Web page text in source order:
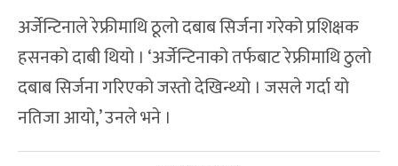
अर्जेन्टिनाले रेफ्रीमाथि ठूलो दबाब सिर्जना गरेको प्रशिक्षक
हसनको दाबी थियो । ‘अर्जेन्टिनाको तर्फबाट रेफ्रीमाथि ठुलो
दबाब सिर्जना गरिएको जस्तो देखिन्थ्यो । जसले गर्दा यो
नतिजा आयो,’ उनले भने ।